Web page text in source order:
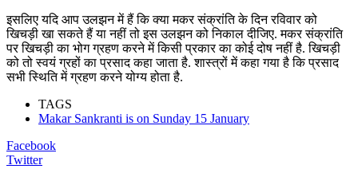
इसलिए यदि आप उलझन में हैं कि क्या मकर संक्रांति के दिन रविवार को
खिचड़ी खा सकते हैं या नहीं तो इस उलझन को निकाल दीजिए. मकर संक्रांति
पर खिचड़ी का भोग ग्रहण करने में किसी प्रकार का कोई दोष नहीं है. खिचड़ी
को तो स्वयं ग्रहों का प्रसाद कहा जाता है. शास्त्रों में कहा गया है कि प्रसाद
सभी स्थिति में ग्रहण करने योग्य होता है.
TAGS
Makar Sankranti is on Sunday 15 January
Facebook
Twitter